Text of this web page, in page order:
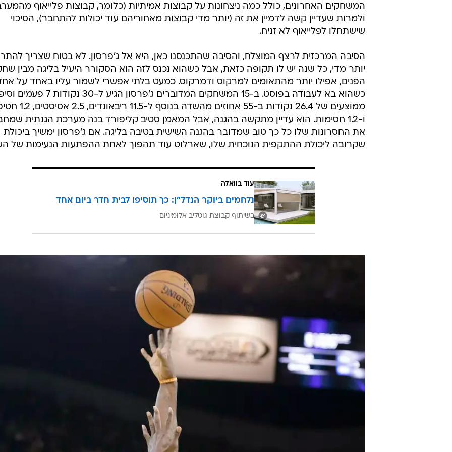
המשחקים האחרונים, כולל כמה ניצחונות על קבוצות אמיתיות (כלומר, קבוצות פלייאוף
ולמרות שעדיין קשה לדמיין את זה (יותר מדי קבוצות מאחוריהם עוד יכולות להתחבר), הסיכוי
שישתחלו לפלייאוף לא זניח.
הסיבה המרכזית לרצף המוצלח, והסיבה שהתכנסנו כאן, היא אל ג'פרסון. לא בטוח שצריך
יותר מדי, כל שנה יש לו תקופה כזאת, אבל כשהוא נכנס לזה הוא הסקורר היעיל בליגה מבין
הפנים, אפילו יותר מהתאומים למרקוס ודמרקוס. כמעט בלתי אפשרי לשמור עליו באחד על
כשהוא בא לעבודה בפוסט. ב-15 המשחקים המדוברים ג'פרסון הגיע ל-30
ממוצעים של 26.4 נקודות ב-55 אחוזים מהשדה
ו-1.2 חסימות. הוא עדיין מתקשה בהגנה, אבל המאמן סטיב קליפורד בנה מערכת הגנתית
את החסרונות שלו כל כך טוב שמדובר בהגנה השישית בטיבה בליגה. אם ג'פרסון ימשיך ביכולת
שקרובה ליכולת ההתקפית הנוכחית שלו, שארלוט עוד תהפוך לאחת ההפתעות הנעימות של
עוד בוואלה
נלחמים ביוקר הנדל"ן: כך תוסיפו לבית חדר ביום אחד
בשיתוף קבוצת גוטליב אלומיניום